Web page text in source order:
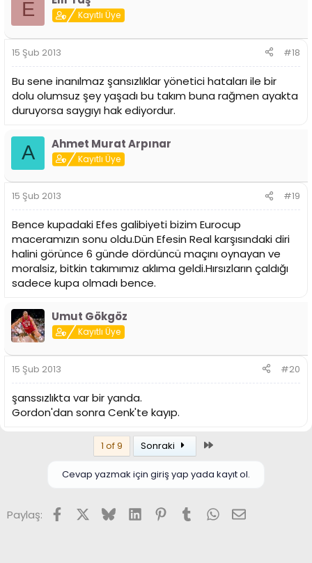
E Kayıtlı Üye
15 Şub 2013 #18
Bu sene inanılmaz şansızlıklar yönetici hataları ile bir
dolu olumsuz şey yaşadı bu takım buna rağmen ayakta
duruyorsa saygıyı hak ediyordur.
A Ahmet Murat Arpınar
Kayıtlı Üye
15 Şub 2013 #19
Bence kupadaki Efes galibiyeti bizim Eurocup
maceramızın sonu oldu.Dün Efesin Real karşısındaki diri
halini görünce 6 günde dördüncü maçını oynayan ve
moralsiz, bitkin takımımız aklıma geldi.Hırsızların çaldığı
sadece kupa olmadı bence.
Umut Gökgöz
Kayıtlı Üye
15 Şub 2013 #20
şanssızlıkta var bir yanda.
Gordon'dan sonra Cenk'te kayıp.
1 of 9 Sonraki
Cevap yazmak için giriş yap yada kayıt ol.
Paylaş: FacebookX (Twitter)
BlueskyLinkedInPinterest
TumblrWhatsApp
E-posta